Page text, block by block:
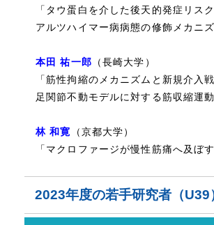
「タウ蛋白を介した後天的発症リス
アルツハイマー病病態の修飾メカニズ
本田 祐一郎 （長崎大学）
「筋性拘縮のメカニズムと新規介入
足関節不動モデルに対する筋収縮運動
林 和寛 （京都大学）
「マクロファージが慢性筋痛へ及ぼす
2023年度の若手研究者（U39